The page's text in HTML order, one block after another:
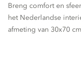
Breng comfort en
het Nederlandse
afmeting van 30x70